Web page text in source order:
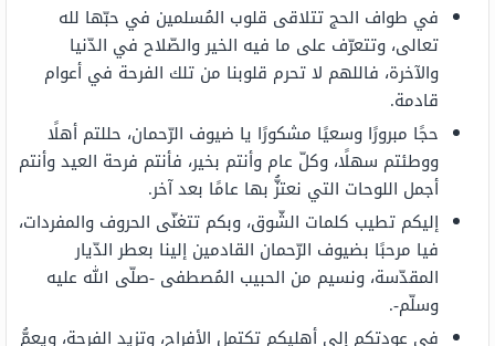
في طواف الحج تتلاقى قلوب المُسلمين في حبّها لله
تعالى، وتتعرّف على ما فيه الخير والصّلاح في الدّنيا
والآخرة، فاللهم لا تحرم قلوبنا من تلك الفرحة في أعوام
قادمة.
حجًا مبرورًا وسعيًا مشكورًا يا ضيوف الرّحمان، حللتم أهلًا
ووطئتم سهلًا، وكلّ عام وأنتم بخير، فأنتم فرحة العيد وأنتم
أجمل اللوحات التي نعتزُّ بها عامًا بعد آخر.
إليكم تطيب كلمات الشّوق، وبكم تتغنّى الحروف والمفردات،
فيا مرحبًا بضيوف الرّحمان القادمين إلينا بعطر الدّيار
المقدّسة، ونسيم من الحبيب المُصطفى -صلّى الله عليه
وسلّم-.
في عودتكم إلى أهليكم تكتمل الأفراح، وتزيد الفرحة، ويعمُّ